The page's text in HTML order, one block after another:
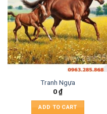
Tranh Ngựa
0₫
ADD TO CART